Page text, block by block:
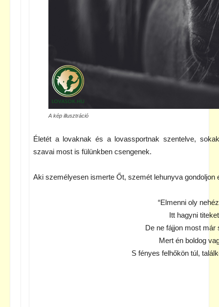
A kép illusztráció
Életét a lovaknak és a lovassportnak szentelve,
szavai most is fülünkben csengenek.
Aki személyesen ismerte Őt, szemét lehunyva gondoljon
“Elmenni oly
Itt hagyni
De ne fájjon most már
Mert én boldog
S fényes felhőkön túl,